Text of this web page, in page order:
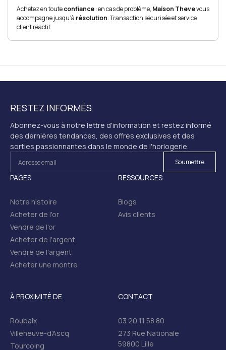
Achetez en touteconfiance: en cas de problème, Maison Thevevous
accompagne jusqu’à résolution. Transaction sécurisée et service
client réactif.
RESTEZ INFORMÉS
Abonnez-vous à notre lettre d'information et restez informé
des dernières tendances, des offres exclusives et des
sorties passionnantes dans le monde de l'horlogerie.
PAGES
Notre histoire
Acheter de l'or
Vendre de l'or
Acheter de l'argent
Vendre de l'argent
Acheter une montre
RESSOURCES
Blogs
Avis clients
À PROXIMITÉ DE
Roubaix
Villeneuve-d’Ascq
Tourcoing
CONTACT
03 20 11 58 80
273 Rue Nationale
59800 Lille